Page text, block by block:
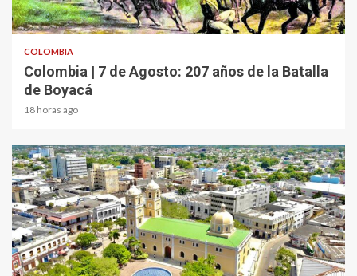
2 min read
COLOMBIA
Colombia | 7 de Agosto: 207 años de la Batalla
de Boyacá
18 horas ago
1 min read